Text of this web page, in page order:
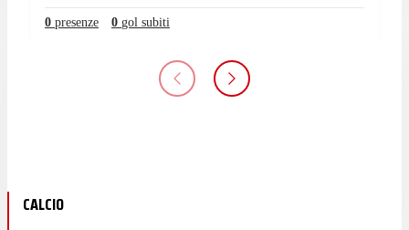
0 presenze 0 gol subiti
CALCIO